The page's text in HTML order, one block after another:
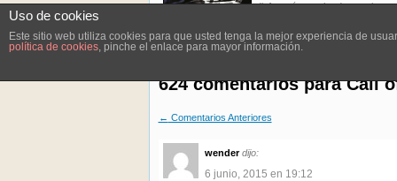
disfrutarás mucho de este
624 comentarios paraCall
← Comentarios Anteriores
wender dijo:
6 junio, 2015 en 19:12
Uso de cookies
Este sitio web utiliza cookies para que usted tenga la mejor experiencia de
política de cookies, pinche el enlace para mayor información.